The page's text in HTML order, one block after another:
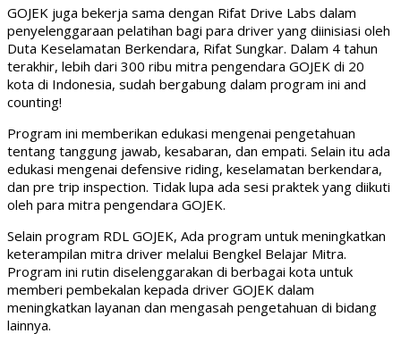
GOJEK juga bekerja sama dengan Rifat Drive Labs dalam
penyelenggaraan pelatihan bagi para driver yang diinisiasi oleh
Duta Keselamatan Berkendara, Rifat Sungkar. Dalam 4 tahun
terakhir, lebih dari 300 ribu mitra pengendara GOJEK di 20
kota di Indonesia, sudah bergabung dalam program ini and
counting!
Program ini memberikan edukasi mengenai pengetahuan
tentang tanggung jawab, kesabaran, dan empati. Selain itu ada
edukasi mengenai defensive riding, keselamatan berkendara,
dan pre trip inspection. Tidak lupa ada sesi praktek yang diikuti
oleh para mitra pengendara GOJEK.
Selain program RDL GOJEK, Ada program untuk meningkatkan
keterampilan mitra driver melalui Bengkel Belajar Mitra.
Program ini rutin diselenggarakan di berbagai kota untuk
memberi pembekalan kepada driver GOJEK dalam
meningkatkan layanan dan mengasah pengetahuan di bidang
lainnya.